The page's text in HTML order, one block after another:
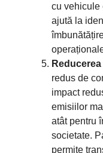
cu vehicule
ajută la
redus de
impact
emisiilor
atât pentru
societate.
permite